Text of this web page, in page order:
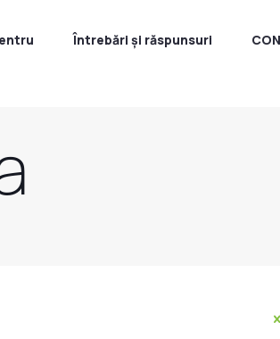
Întrebări și răspunsuri